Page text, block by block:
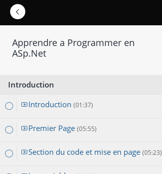
Apprendre a Programmer en
ASp.Net
Introduction
Introduction (01:37)
Premier Page (05:55)
Section du code et mise en page (05:23)